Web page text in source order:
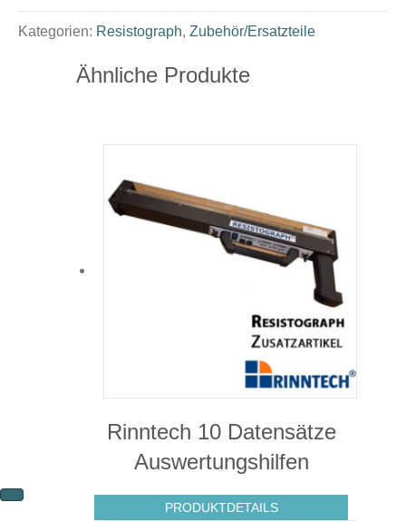
Kategorien: Resistograph, Zubehör/Ersatzteile
Ähnliche Produkte
Rinntech 10 Datensätze
Auswertungshilfen
PRODUKTDETAILS